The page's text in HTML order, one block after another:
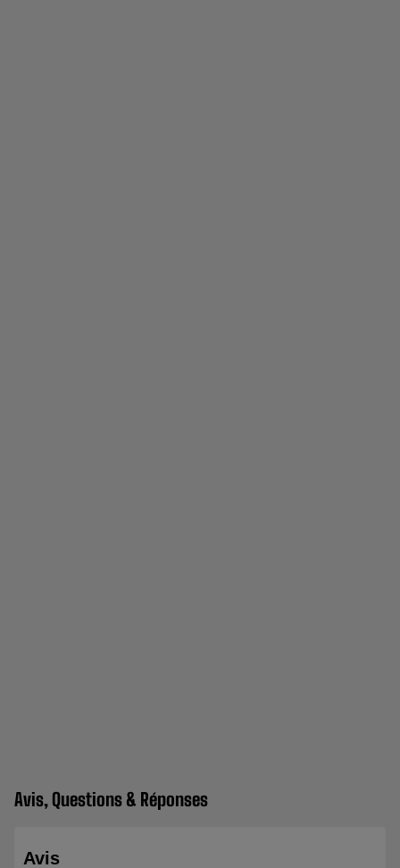
Avis, Questions & Réponses